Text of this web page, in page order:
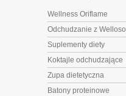
Wellness Oriflame
Odchudzanie z
Suplementy diety
Koktajle odchudzające
Zupa dietetyczna
Batony proteinowe